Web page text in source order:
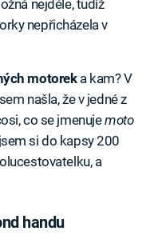
nejdéle, tudíž
nepřicházela v
motoreka kam? V
našla, že v jedné z
co se jmenujemoto
si do kapsy 200
a
handu